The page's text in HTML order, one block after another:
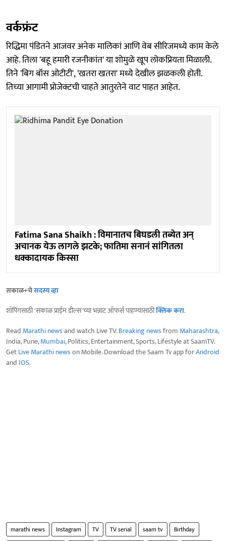
वर्कफ्रंट
रिद्धिमा पंडितने आजवर अनेक मालिकां आणि वेब सीरिजमध्ये काम केले
आहे. तिला 'बहू हमारी रजनीकांत' या शोमुळे खूप लोकप्रियता मिळाली.
तिने 'बिग बॉस ओटीटी', 'खतरा खतरा' मध्ये देखील झळकली होती.
तिच्या आगामी प्रोजेक्टची चाहते आतुरतेने वाट पाहत आहेत.
Fatima Sana Shaikh : विमानातच बिघडली तब्येत अन्
अचानक येऊ लागले झटके; फातिमा सनानं सांगितला
धक्कादायक किस्सा
सकाळ+चेसदस्य व्हा
शॉपिंगसाठी 'सकाळ प्राईम डील्स'च्या भन्नाट ऑफर्स पाहण्यासाठीक्लिक करा.
Read Marathi newsand watch Live TV.Breaking newsfrom Maharashtra,
India, Pune,Mumbai, Politics, Entertainment, Sports, Lifestyle at SaamTV.
GetLive Marathi newson Mobile. Download the Saam Tv app forAndroid
and IOS.
marathi news Instagram TV TV serial saam tv
Birthday